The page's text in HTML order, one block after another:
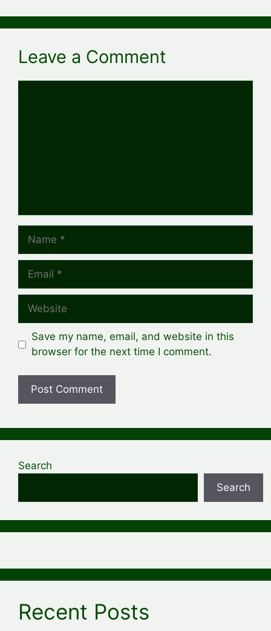
Leave a Comment
Name
Email
Website
Save my name, email, and website in this
browser for the next time I comment.
Search
Search
Recent Posts